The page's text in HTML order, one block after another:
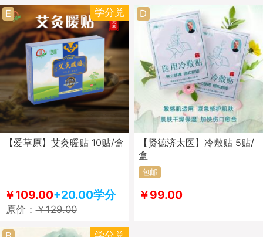
E 学分兑
【爱草原】艾灸暖贴 10贴/盒
￥109.00+20.00学分
原价：￥129.00
D
【贤德济太医】冷敷贴 5贴/
盒
包邮
￥99.00